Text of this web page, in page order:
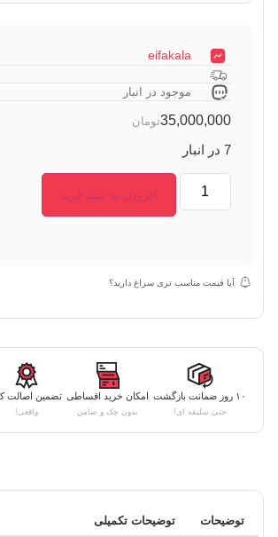
eifakala
موجود در انبار
35,000,000تومان
7 در انبار
افزودن به سبد خرید
آیا قیمت مناسب تری سراغ دارید؟
۱۰ روز ضمانت بازگشت
حتی سلیقه ای!
امکان خرید اقساطی
بدون چک و ضامن
تضمین اصالت
واقعی!
توضیحات توضیحات تکمیلی